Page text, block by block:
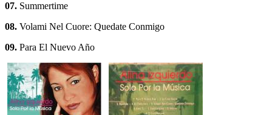
07. Summertime
08. Volami Nel Cuore: Quedate Conmigo
09. Para El Nuevo Año